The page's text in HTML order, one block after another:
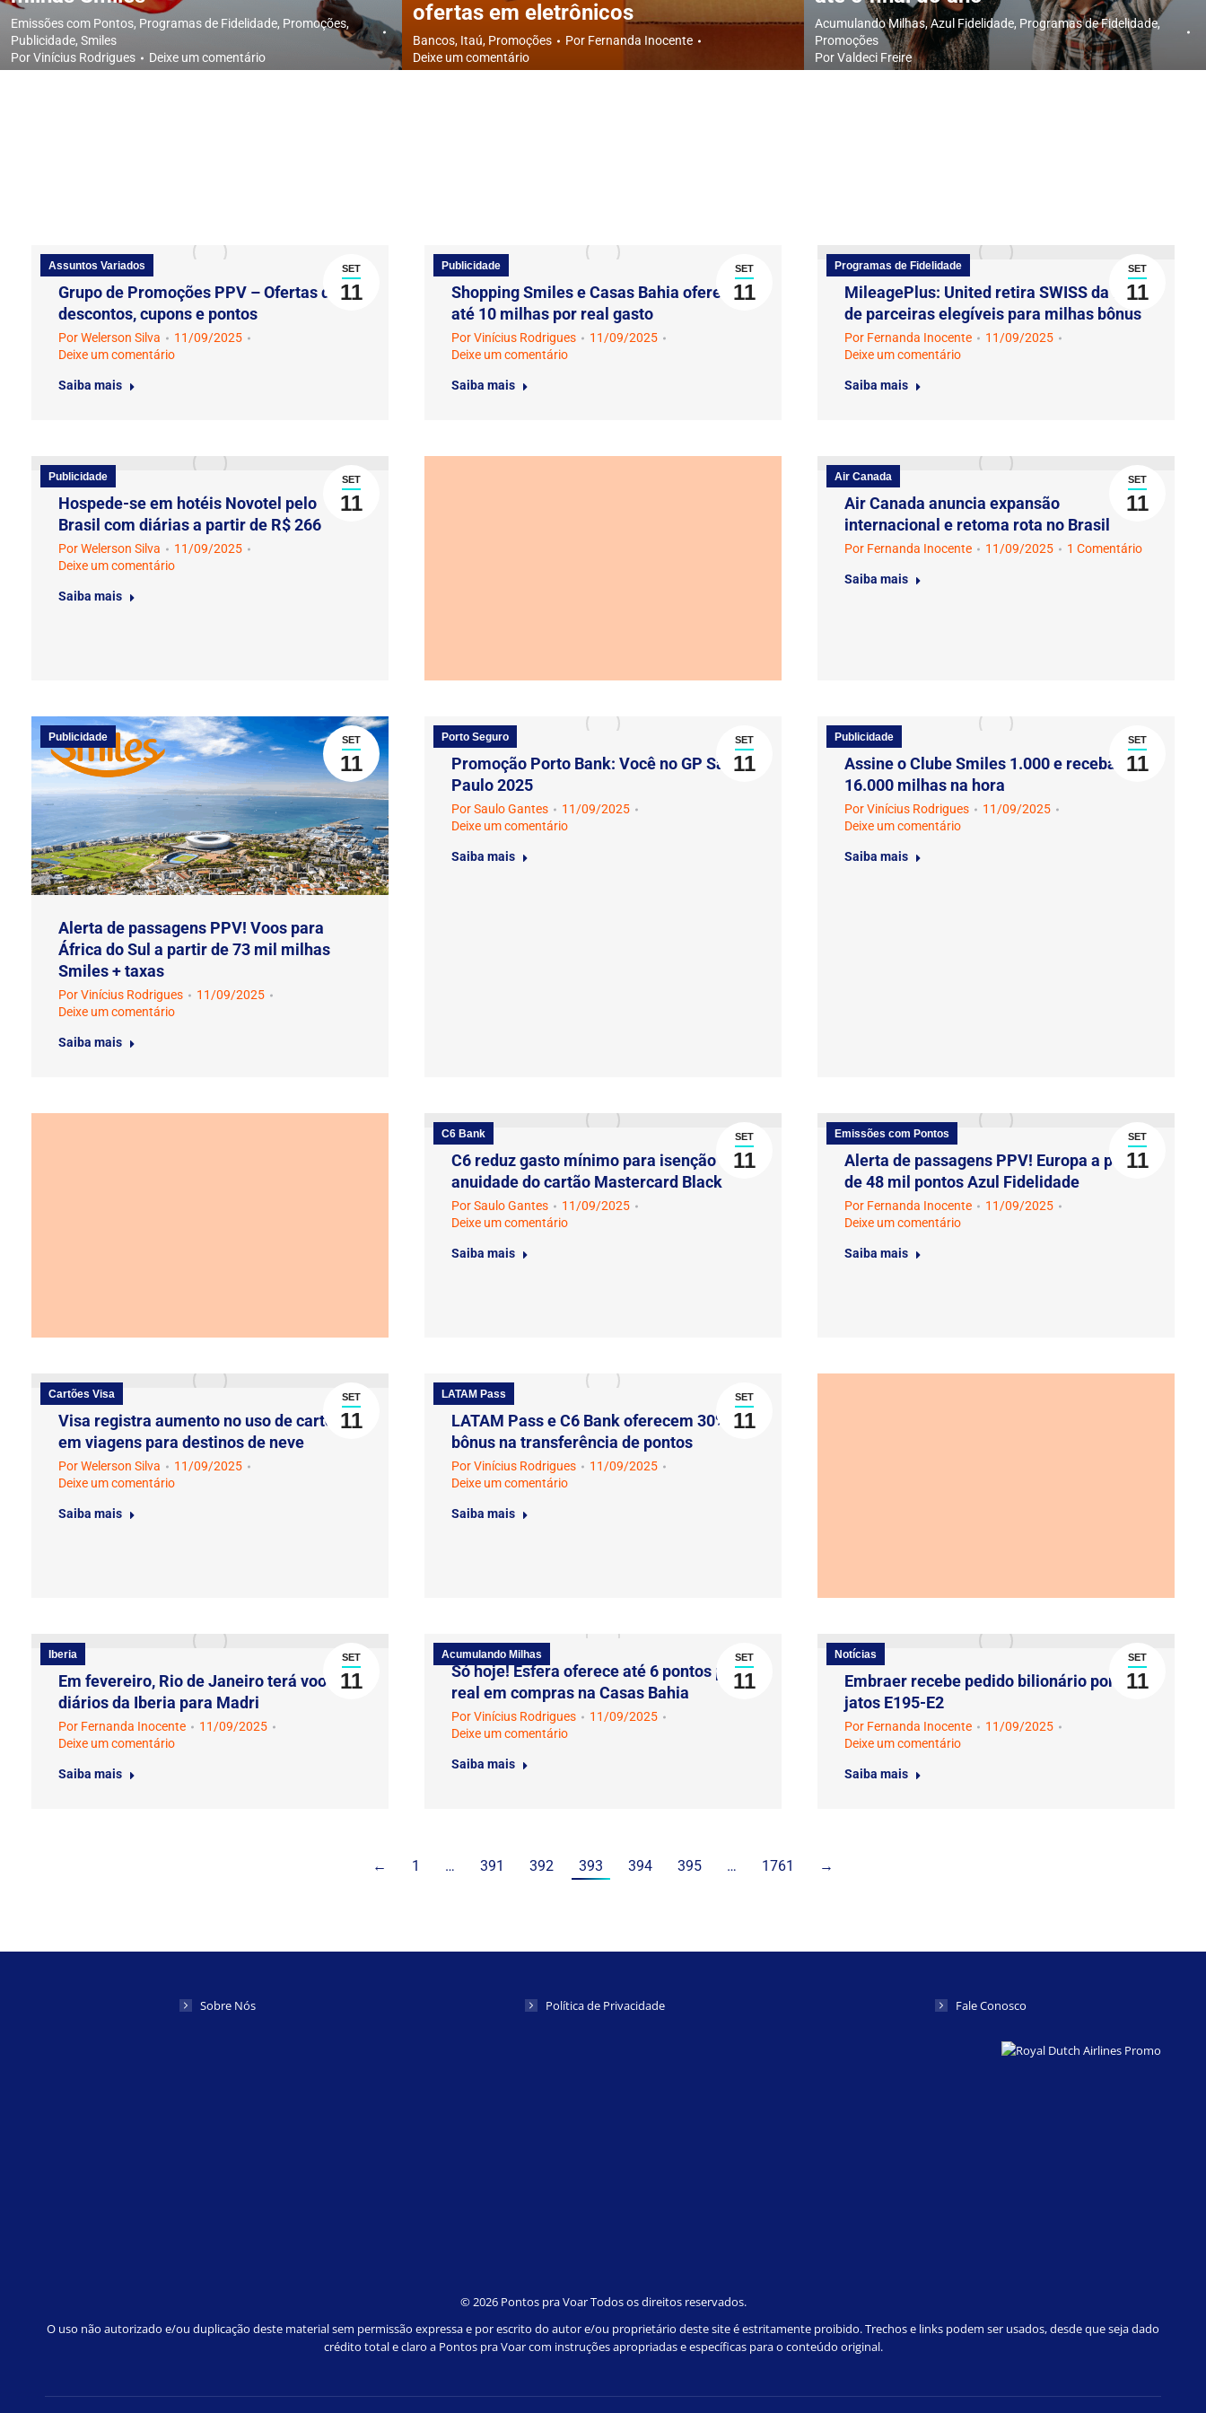
Emissões com Pontos, Programas de Fidelidade, Promoções,
Publicidade, Smiles
PorVinícius Rodrigues Deixe um comentário
ofertas em eletrônicos
Bancos, Itaú, Promoções Por Fernanda Inocente
Deixe um comentário
Acumulando Milhas,Azul Fidelidade, Programas de Fidelidade,
Promoções
PorValdeci Freire
SET
11
Assuntos Variados
Grupo de Promoções PPV – Ofertas de
descontos, cupons e pontos
PorWelerson Silva
11/09/2025
Deixe um comentário
Saiba mais
SET
11
Publicidade
Shopping Smiles e Casas Bahia oferecem
até 10 milhas por real gasto
PorVinícius Rodrigues
11/09/2025
Deixe um comentário
Saiba mais
SET
11
Programas de Fidelidade
MileagePlus: United retira SWISS da lista
de parceiras elegíveis para milhas bônus
Por Fernanda Inocente
11/09/2025
Deixe um comentário
Saiba mais
SET
11
Publicidade
Hospede-se em hotéis Novotel pelo
Brasil com diárias a partir de R$ 266
PorWelerson Silva
11/09/2025
Deixe um comentário
Saiba mais
SET
11
Air Canada
Air Canada anuncia expansão
internacional e retoma rota no Brasil
Por Fernanda Inocente 11/09/2025 1 Comentário
Saiba mais
SET
11
Publicidade
Alerta de passagens PPV! Voos para
África do Sul a partir de 73 mil milhas
Smiles + taxas
PorVinícius Rodrigues
11/09/2025
Deixe um comentário
Saiba mais
SET
11
Porto Seguro
Promoção Porto Bank: Você no GP São
Paulo 2025
PorSaulo Gantes
11/09/2025
Deixe um comentário
Saiba mais
SET
11
Publicidade
Assine o Clube Smiles 1.000 e receba
16.000 milhas na hora
PorVinícius Rodrigues
11/09/2025
Deixe um comentário
Saiba mais
SET
11
C6 Bank
C6 reduz gasto mínimo para isenção da
anuidade do cartão Mastercard Black
PorSaulo Gantes
11/09/2025
Deixe um comentário
Saiba mais
SET
11
Emissões com Pontos
Alerta de passagens PPV! Europa a partir
de 48 mil pontos Azul Fidelidade
Por Fernanda Inocente
11/09/2025
Deixe um comentário
Saiba mais
SET
11
Cartões Visa
Visa registra aumento no uso de cartões
em viagens para destinos de neve
PorWelerson Silva
11/09/2025
Deixe um comentário
Saiba mais
SET
11
LATAM Pass
LATAM Pass e C6 Bank oferecem 30% de
bônus na transferência de pontos
PorVinícius Rodrigues
11/09/2025
Deixe um comentário
Saiba mais
SET
11
Iberia
Em fevereiro, Rio de Janeiro terá voos
diários da Iberia para Madri
Por Fernanda Inocente
11/09/2025
Deixe um comentário
Saiba mais
SET
11
Acumulando Milhas
Só hoje! Esfera oferece até 6 pontos por
real em compras na Casas Bahia
PorVinícius Rodrigues
11/09/2025
Deixe um comentário
Saiba mais
SET
11
Notícias
Embraer recebe pedido bilionário por
jatos E195-E2
Por Fernanda Inocente
11/09/2025
Deixe um comentário
Saiba mais
← 1 … 391 392 393 394 395 … 1761 →
Sobre Nós Política de Privacidade Fale Conosco
©2026 Pontos pra Voar Todos os direitos reservados.
O uso não autorizado e/ou duplicação deste material sem permissão expressa e por escrito do autor e/ou proprietário deste site é estritamente proibido. Trechos e links podem ser usados, desde que seja dado
crédito total e claro a Pontos pra Voar com instruções apropriadas e específicas para o conteúdo original.